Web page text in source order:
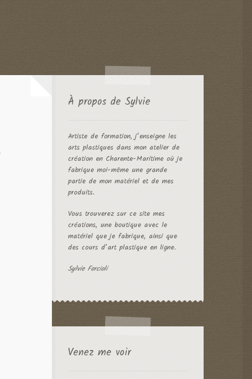
À propos de Sylvie
Artiste de formation, j’enseigne les
arts plastiques dans mon atelier de
création en Charente-Maritime où je
fabrique moi-même une grande
partie de mon matériel et de mes
produits.
Vous trouverez sur ce site mes
créations, une boutique avec le
matériel que je fabrique, ainsi que
des cours d’art plastique en ligne.
Sylvie Forcioli
Venez me voir